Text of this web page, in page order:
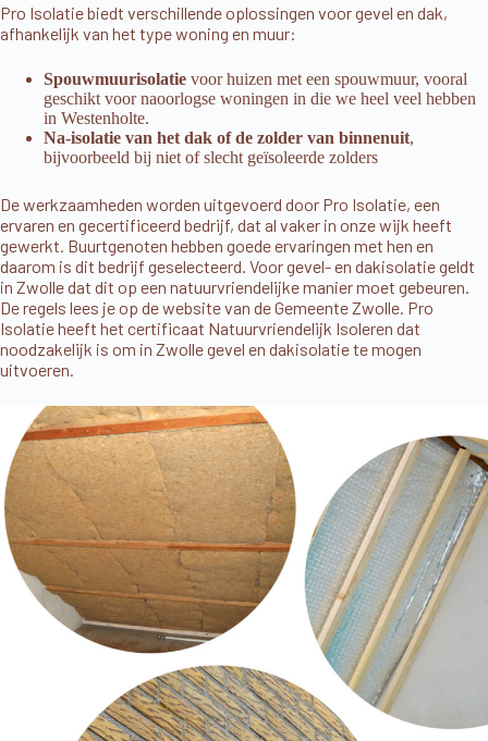
Pro Isolatie biedt verschillende oplossingen voor gevel en dak,
afhankelijk van het type woning en muur:
Spouwmuurisolatie voor huizen met een spouwmuur, vooral
geschikt voor naoorlogse woningen in die we heel veel hebben
in Westenholte.
Na-isolatie van het dak of de zolder van binnenuit,
bijvoorbeeld bij niet of slecht geïsoleerde zolders
De werkzaamheden worden uitgevoerd door Pro Isolatie, een
ervaren en gecertificeerd bedrijf, dat al vaker in onze wijk heeft
gewerkt. Buurtgenoten hebben goede ervaringen met hen en
daarom is dit bedrijf geselecteerd. Voor gevel- en dakisolatie geldt
in Zwolle dat dit op een natuurvriendelijke manier moet gebeuren.
Deregels lees je op de website van de Gemeente Zwolle. Pro
Isolatie heeft het certificaat Natuurvriendelijk Isoleren dat
noodzakelijk is om in Zwolle gevel en dakisolatie te mogen
uitvoeren.